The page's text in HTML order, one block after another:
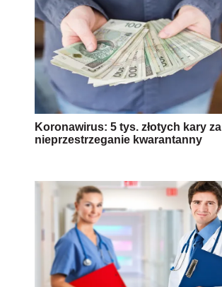
Koronawirus: 5 tys. złotych kary za
nieprzestrzeganie kwarantanny